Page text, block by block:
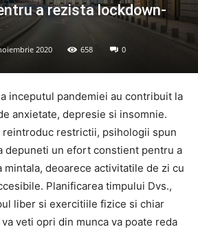
a rezista lockdown-
2020 658 0
inceputul pandemiei au contribuit la
anxietate, depresie si insomnie.
reintroduc restrictii, psihologii spun
depuneti un efort constient pentru a
mintala, deoarece activitatile de zi cu
Planificarea timpului Dvs.,
liber si exercitiile fizice si chiar
veti opri din munca va poate reda